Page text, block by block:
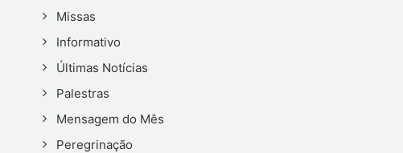
Missas
Informativo
Últimas Notícias
Palestras
Mensagem do Mês
Peregrinação